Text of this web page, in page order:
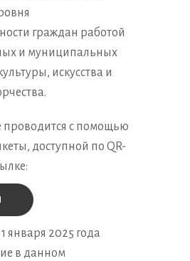
граждан работой
и муниципальных
искусства и
проводится с помощью
доступной по QR-
января 2025 года
в данном